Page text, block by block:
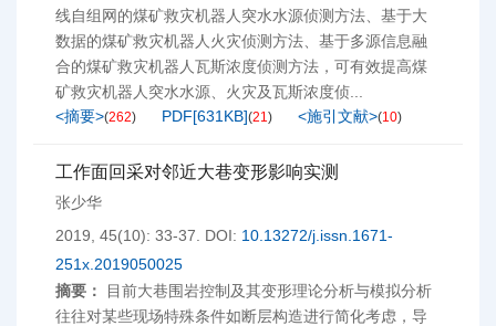
线自组网的煤矿救灾机器人突水水源侦测方法、基于大
数据的煤矿救灾机器人火灾侦测方法、基于多源信息融
合的煤矿救灾机器人瓦斯浓度侦测方法，可有效提高煤
矿救灾机器人突水水源、火灾及瓦斯浓度侦...
<摘要>(262) PDF[631KB](21) <施引文献>(10)
工作面回采对邻近大巷变形影响实测
张少华
2019, 45(10): 33-37.
DOI: 10.13272/j.issn.1671-
251x.2019050025
摘要：
目前大巷围岩控制及其变形理论分析与模拟分析
往往对某些现场特殊条件如断层构造进行简化考虑，导